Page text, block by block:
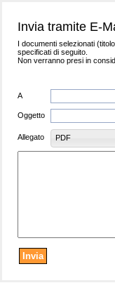
Invia tramite E-
I documenti selezionati
specificati di seguito.
Non verranno presi in
A
Oggetto
Allegato PDF